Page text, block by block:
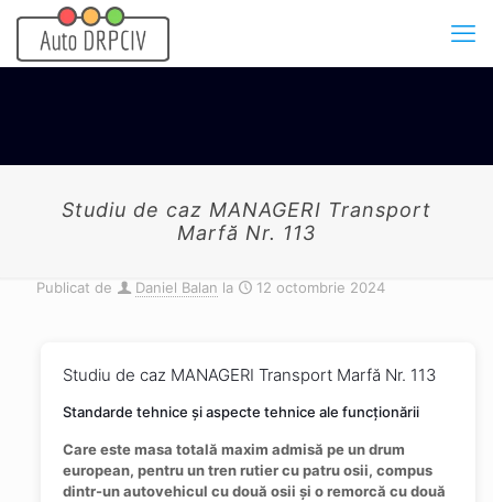
Studiu de caz MANAGERI Transport
Marfă Nr. 113
Publicat de Daniel Balan la 12 octombrie 2024
Studiu de caz MANAGERI Transport Marfă Nr. 113
Standarde tehnice și aspecte tehnice ale funcționării
Care este masa totală maxim admisă pe un drum
european, pentru un tren rutier cu patru osii, compus
dintr-un autovehicul cu două osii și o remorcă cu două